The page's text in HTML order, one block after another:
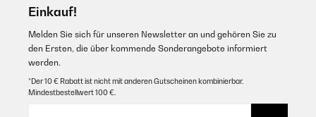
Einkauf!
Melden Sie sich für unseren Newsletter an und gehören Sie zu
den Ersten, die über kommende Sonderangebote informiert
werden.
*Der 10 € Rabatt ist nicht mit anderen Gutscheinen kombinierbar.
Mindestbestellwert 100 €.